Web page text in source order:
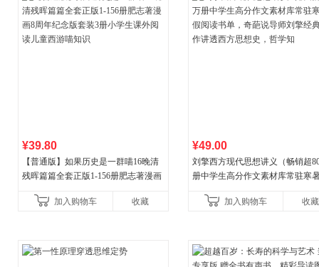
¥39.80
【普通版】如果历史是一群喵16晚清
残晖篇篇全套正版1-156册肥志著漫画
儿童西游喵知识
加入购物车 收藏
¥49.00
刘擎西方现代思想讲义（畅销超
册中学生高分作文素材库常驻寒
讲透西方思想史，哲学知
加入购物车 收藏